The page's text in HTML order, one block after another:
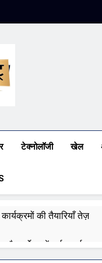
टेक्नोलॉजी खेल
की तैयारियाँ तेज़
पूर्वोत्तर में हाई अलर्ट